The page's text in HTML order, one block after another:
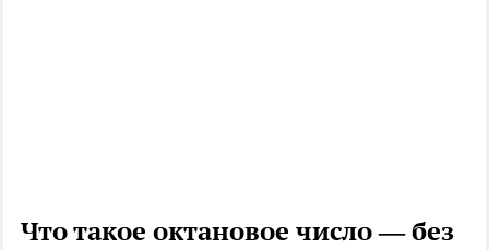
Что такое октановое число — без